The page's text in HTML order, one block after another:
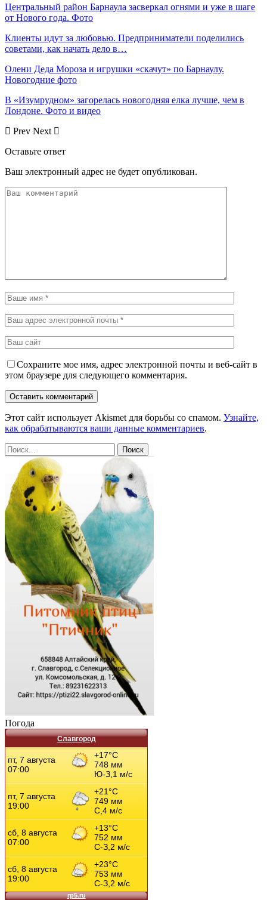
Центральный район Барнаула засверкал огнями и уже в шаге
от Нового года. Фото
Клиенты идут за любовью. Предприниматели поделились
советами, как начать дело в…
Олени Деда Мороза и игрушки «скачут» по Барнаулу.
Новогодние фото
В «Изумрудном» загорелась новогодняя елка лучше, чем в
Лондоне. Фото и видео
Prev Next
Оставьте ответ
Ваш электронный адрес не будет опубликован.
Сохраните мое имя, адрес электронной почты и веб-сайт в
этом браузере для следующего комментария.
Этот сайт использует Akismet для борьбы со спамом. Узнайте,
как обрабатываются ваши данные комментариев.
Погода
Славгород